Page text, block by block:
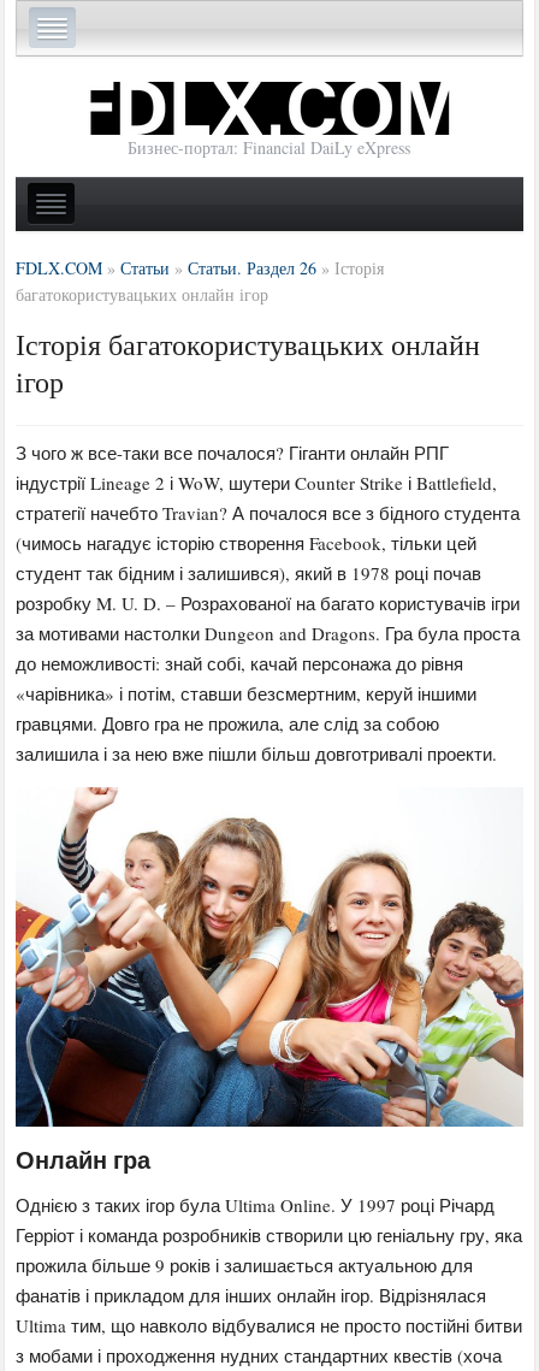
Бизнес-портал: Financial DaiLy eXpress
FDLX.COM »Статьи »Статьи. Раздел 26 » Історія
багатокористувацьких онлайн ігор
Історія багатокористувацьких онлайн
ігор
З чого ж все-таки все почалося? Гіганти онлайн РПГ
індустрії Lineage 2 і WoW, шутери Counter Strike і Battlefield,
стратегії начебто Travian? А почалося все з бідного студента
(чимось нагадує історію створення Facebook, тільки цей
студент так бідним і залишився), який в 1978 році почав
розробку M. U. D. – Розрахованої на багато користувачів ігри
за мотивами настолки Dungeon and Dragons. Гра була проста
до неможливості: знай собі, качай персонажа до рівня
«чарівника» і потім, ставши безсмертним, керуй іншими
гравцями. Довго гра не прожила, але слід за собою
залишила і за нею вже пішли більш довготривалі проекти.
Онлайн гра
Однією з таких ігор була Ultima Online. У 1997 році Річард
Герріот і команда розробників створили цю геніальну гру, яка
прожила більше 9 років і залишається актуальною для
фанатів і прикладом для інших онлайн ігор. Відрізнялася
Ultima тим, що навколо відбувалися не просто постійні битви
з мобами і проходження нудних стандартних квестів (хоча